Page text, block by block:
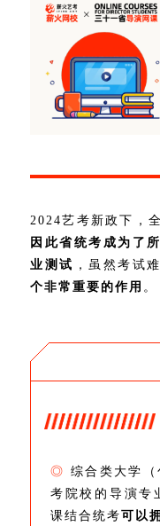
2024艺考新政下，
因此省统考成为了
业测试 ，虽然考试
个非常重要的作用 。
◎ 综合类大学
考院校的导演专
课结合统考可以